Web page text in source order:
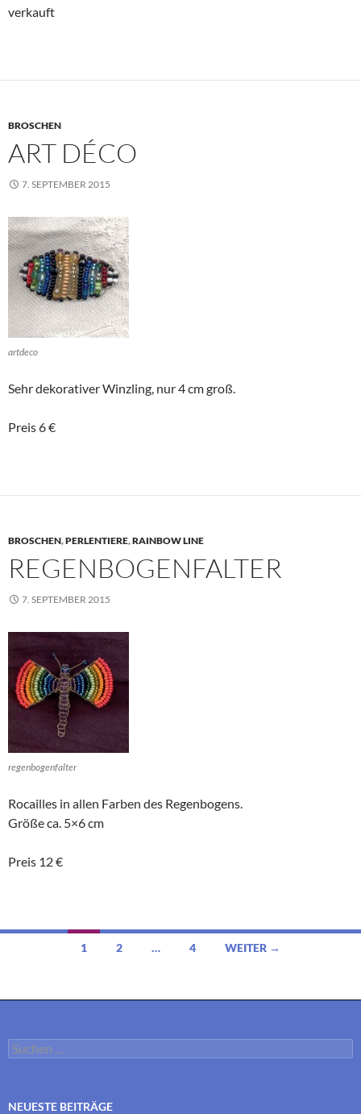
verkauft
BROSCHEN
ART DÉCO
7. SEPTEMBER 2015
artdeco
Sehr dekorativer Winzling, nur 4 cm groß.
Preis 6 €
BROSCHEN,PERLENTIERE,RAINBOW LINE
REGENBOGENFALTER
7. SEPTEMBER 2015
regenbogenfalter
Rocailles in allen Farben des Regenbogens.
Größe ca. 5×6 cm
Preis 12 €
Beitragsnavigation
1 2 … 4 WEITER →
Suchen
nach:
NEUESTE BEITRÄGE